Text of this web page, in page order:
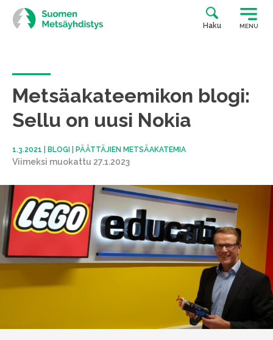
Siirry
suoraan
sisältöön
Haku MENU
Metsäakateemikon blogi:
Sellu on uusi Nokia
1.3.2021 BLOGI PÄÄTTÄJIEN METSÄAKATEMIA
Viimeksi muokattu 27.1.2023